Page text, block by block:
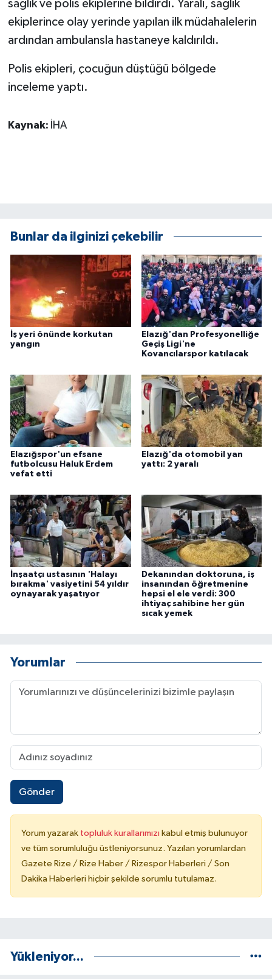
sağlık ve polis ekiplerine bildirdi. Yaralı, sağlık
ekiplerince olay yerinde yapılan ilk müdahalelerin
ardından ambulansla hastaneye kaldırıldı.
Polis ekipleri, çocuğun düştüğü bölgede
inceleme yaptı.
Kaynak: İHA
Bunlar da ilginizi çekebilir
İş yeri önünde korkutan
yangın
Elazığ'dan Profesyonelliğe
Geçiş Ligi'ne
Kovancılarspor katılacak
Elazığspor'un efsane
futbolcusu Haluk Erdem
vefat etti
Elazığ'da otomobil yan
yattı: 2 yaralı
İnşaatçı ustasının 'Halayı
bırakma' vasiyetini 54 yıldır
oynayarak yaşatıyor
Dekanından doktoruna, iş
insanından öğretmenine
hepsi el ele verdi: 300
ihtiyaç sahibine her gün
sıcak yemek
Yorumlar
Gönder
Yorum yazarak topluluk kurallarımızı kabul etmiş bulunuyor
ve tüm sorumluluğu üstleniyorsunuz. Yazılan yorumlardan
Gazete Rize / Rize Haber / Rizespor Haberleri / Son
Dakika Haberleri hiçbir şekilde sorumlu tutulamaz.
Yükleniyor...
HABERDE İNSAN
İNSAN
İş Dünyası
POLİTİKA
Sağlık
SİYASET
TEKNOLOJİ
Turizm
ÜLKE GÜNDEMİ
YAŞAM
YEREL
Yerel Haberler